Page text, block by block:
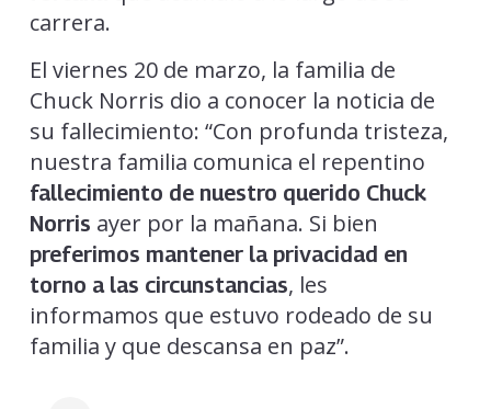
carrera.
El viernes 20 de marzo, la familia de
Chuck Norris dio a conocer la noticia de
su fallecimiento: “Con profunda tristeza,
nuestra familia comunica el repentino
fallecimiento de nuestro querido Chuck
Norris ayer por la mañana. Si bien
preferimos mantener la privacidad en
torno a las circunstancias, les
informamos que estuvo rodeado de su
familia y que descansa en paz”.